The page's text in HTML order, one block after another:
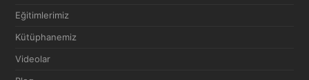
Eğitimlerimiz
Kütüphanemiz
Videolar